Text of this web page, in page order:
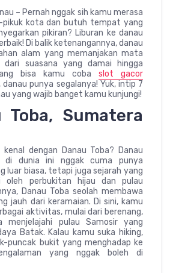
– Pernah nggak sih kamu merasa
pikuk kota dan butuh tempat yang
pikiran? Liburan ke danau
Di balik ketenangannya, danau
alam yang memanjakan mata
dari suasana yang damai hingga
bisa kamu coba slot gacor
, danau punya segalanya! Yuk, intip 7
yang wajib banget kamu kunjungi!
Toba, Sumatera
dengan Danau Toba? Danau
di dunia ini nggak cuma punya
luar biasa, tetapi juga sejarah yang
oleh perbukitan hijau dan pulau
Danau Toba seolah membawa
jauh dari keramaian. Di sini, kamu
aktivitas, mulai dari berenang,
menjelajahi pulau Samosir yang
Batak. Kalau kamu suka hiking,
puncak bukit yang menghadap ke
yang nggak boleh di